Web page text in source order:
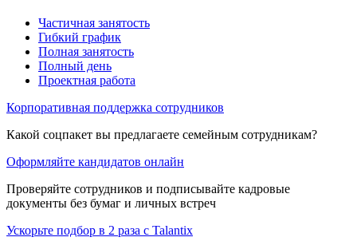
Частичная занятость
Гибкий график
Полная занятость
Полный день
Проектная работа
Корпоративная поддержка сотрудников
Какой соцпакет вы предлагаете семейным сотрудникам?
Оформляйте кандидатов онлайн
Проверяйте сотрудников и подписывайте кадровые
документы без бумаг и личных встреч
Ускорьте подбор в 2 раза с Talantix